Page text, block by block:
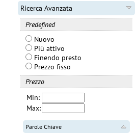
Ricerca Avanzata
Predefined
Nuovo
Più attivo
Finendo presto
Prezzo fisso
Prezzo
Min:
Max:
Parole Chiave